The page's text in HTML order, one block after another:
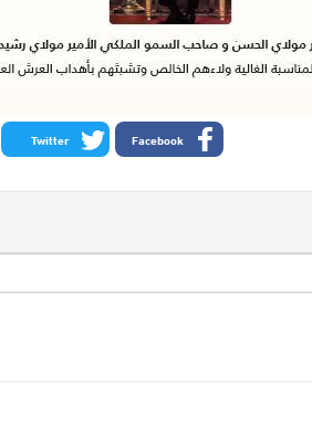
Facebook
Twitter